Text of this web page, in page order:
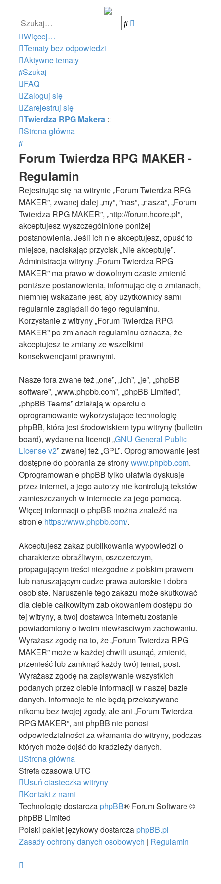
Szukaj
Więcej…
Tematy bez odpowiedzi
Aktywne tematy
Szukaj
FAQ
Zaloguj się
Zarejestruj się
Twierdza RPG Makera ::
Strona główna
Szukaj
Forum Twierdza RPG MAKER -
Regulamin
Rejestrując się na witrynie „Forum Twierdza RPG
MAKER”, zwanej dalej „my”, ”nas”, „nasza”, „Forum
Twierdza RPG MAKER”, „http://forum.hcore.pl”,
akceptujesz wyszczególnione poniżej
postanowienia. Jeśli ich nie akceptujesz, opuść to
miejsce, naciskając przycisk „Nie akceptuję”.
Administracja witryny „Forum Twierdza RPG
MAKER” ma prawo w dowolnym czasie zmienić
poniższe postanowienia, informując cię o zmianach,
niemniej wskazane jest, aby użytkownicy sami
regularnie zaglądali do tego regulaminu.
Korzystanie z witryny „Forum Twierdza RPG
MAKER” po zmianach regulaminu oznacza, że
akceptujesz te zmiany ze wszelkimi
konsekwencjami prawnymi.
Nasze fora zwane też „one”, „ich”, „je”, „phpBB
software”, „www.phpbb.com”, „phpBB Limited”,
„phpBB Teams” działają w oparciu o
oprogramowanie wykorzystujące technologię
phpBB, która jest środowiskiem typu witryny (bulletin
board), wydane na licencji „GNU General Public
License v2” zwanej też „GPL”. Oprogramowanie jest
dostępne do pobrania ze stronywww.phpbb.com.
Oprogramowanie phpBB tylko ułatwia dyskusje
przez internet, a jego autorzy nie kontrolują tekstów
zamieszczanych w internecie za jego pomocą.
Więcej informacji o phpBB można znaleźć na
stronie https://www.phpbb.com/.
Akceptujesz zakaz publikowania wypowiedzi o
charakterze obraźliwym, oszczerczym,
propagującym treści niezgodne z polskim prawem
lub naruszającym cudze prawa autorskie i dobra
osobiste. Naruszenie tego zakazu może skutkować
dla ciebie całkowitym zablokowaniem dostępu do
tej witryny, a twój dostawca internetu zostanie
powiadomiony o twoim niewłaściwym zachowaniu.
Wyrażasz zgodę na to, że „Forum Twierdza RPG
MAKER” może w każdej chwili usunąć, zmienić,
przenieść lub zamknąć każdy twój temat, post.
Wyrażasz zgodę na zapisywanie wszystkich
podanych przez ciebie informacji w naszej bazie
danych. Informacje te nie będą przekazywane
nikomu bez twojej zgody, ale ani „Forum Twierdza
RPG MAKER”, ani phpBB nie ponosi
odpowiedzialności za włamania do witryny, podczas
których może dojść do kradzieży danych.
Strona główna
Strefa czasowa UTC
Usuń ciasteczka witryny
Kontakt z nami
Technologię dostarcza phpBB® Forum Software ©
phpBB Limited
Polski pakiet językowy dostarcza phpBB.pl
Zasady ochrony danych osobowych | Regulamin